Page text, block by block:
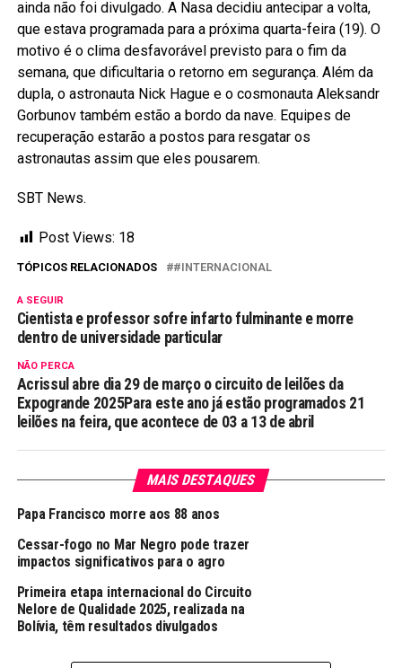
ainda não foi divulgado. A Nasa decidiu antecipar a volta,
que estava programada para a próxima quarta-feira (19). O
motivo é o clima desfavorável previsto para o fim da
semana, que dificultaria o retorno em segurança. Além da
dupla, o astronauta Nick Hague e o cosmonauta Aleksandr
Gorbunov também estão a bordo da nave. Equipes de
recuperação estarão a postos para resgatar os
astronautas assim que eles pousarem.
SBT News.
Post Views: 18
TÓPICOS RELACIONADOS #INTERNACIONAL
A SEGUIR
Cientista e professor sofre infarto fulminante e morre
dentro de universidade particular
NÃO PERCA
Acrissul abre dia 29 de março o circuito de leilões da
Expogrande 2025Para este ano já estão programados 21
leilões na feira, que acontece de 03 a 13 de abril
MAIS DESTAQUES
Papa Francisco morre aos 88 anos
Cessar-fogo no Mar Negro pode trazer
impactos significativos para o agro
Primeira etapa internacional do Circuito
Nelore de Qualidade 2025, realizada na
Bolívia, têm resultados divulgados